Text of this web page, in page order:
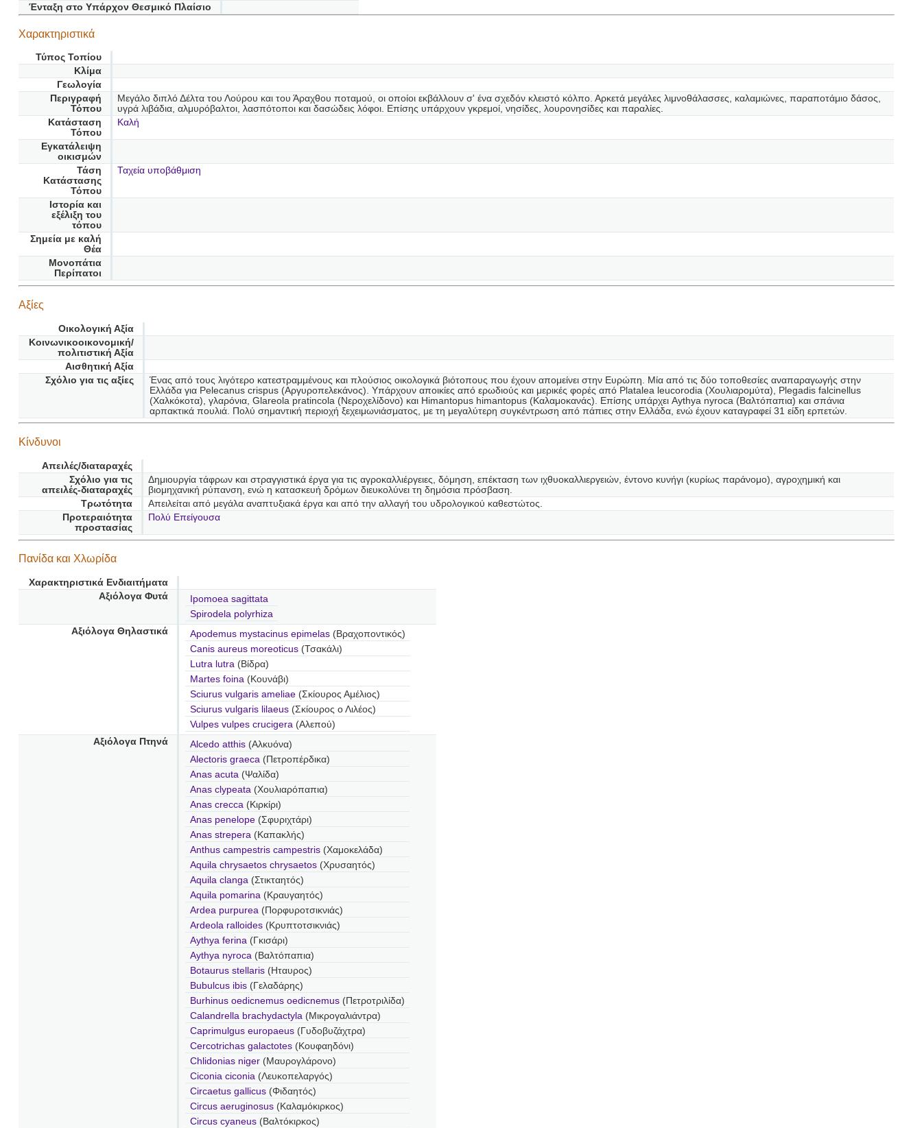
Ένταξη στο Υπάρχον Θεσμικό Πλαίσιο
Χαρακτηριστικά
Τύπος Τοπίου
Κλίμα
Γεωλογία
Περιγραφή
Τόπου
Μεγάλο διπλό Δέλτα του Λούρου και του Άραχθου ποταμού, οι οποίοι εκβάλλουν σ' ένα σχεδόν κλειστό κόλπο. Αρκετά μεγάλες λιμνοθάλασσες, καλαμιώνες, παραποτάμιο δάσος,
υγρά λιβάδια, αλμυρόβαλτοι, λασπότοποι και δασώδεις λόφοι. Επίσης υπάρχουν γκρεμοί, νησίδες, λουρονησίδες και παραλίες.
Κατάσταση
Τόπου
Καλή
Εγκατάλειψη
οικισμών
Τάση
Κατάστασης
Τόπου
Ταχεία υποβάθμιση
Ιστορία και
εξέλιξη του
τόπου
Σημεία με καλή
Θέα
Μονοπάτια
Περίπατοι
Αξίες
Οικολογική Αξία
Κοινωνικοοικονομική/
πολιτιστική Αξία
Αισθητική Αξία
Σχόλιο για τις αξίες
Ένας από τους λιγότερο κατεστραμμένους και πλούσιος οικολογικά βιότοπους που έχουν απομείνει στην Ευρώπη. Μία από τις δύο τοποθεσίες αναπαραγωγής στην
Ελλάδα για Pelecanus crispus (Αργυροπελεκάνος). Υπάρχουν αποικίες από ερωδιoύς και μερικές φορές από Platalea leucorodia (Χουλιαρομύτα), Plegadis falcinellus
(Χαλκόκοτα), γλαρόνια, Glareola pratincola (Νεροχελίδονο) και Himantopus himantopus (Καλαμοκανάς). Επίσης υπάρχει Aythya nyroca (Βαλτόπαπια) και σπάνια
αρπακτικά πουλιά. Πολύ σημαντική περιοχή ξεχειμωνιάσματος, με τη μεγαλύτερη συγκέντρωση από πάπιες στην Ελλάδα, ενώ έχουν καταγραφεί 31 είδη ερπετών.
Κίνδυνοι
Απειλές/διαταραχές
Σχόλιο για τις
απειλές-διαταραχές
Δημιουργία τάφρων και στραγγιστικά έργα για τις αγροκαλλιέργειες, δόμηση, επέκταση των ιχθυοκαλλιεργειών, έντονο κυνήγι (κυρίως παράνομο), αγροχημική και
βιομηχανική ρύπανση, ενώ η κατασκευή δρόμων διευκολύνει τη δημόσια πρόσβαση.
Τρωτότητα
Απειλείται από μεγάλα αναπτυξιακά έργα και από την αλλαγή του υδρολογικού καθεστώτος.
Προτεραιότητα
προστασίας
Πολύ Επείγουσα
Πανίδα και Χλωρίδα
Χαρακτηριστικά Ενδιαιτήματα
Αξιόλογα Φυτά
Ipomoea sagittata
Spirodela polyrhiza
Αξιόλογα Θηλαστικά
Apodemus mystacinus epimelas(Βραχοποντικός)
Canis aureus moreoticus(Τσακάλι)
Lutra lutra (Βίδρα)
Martes foina (Κουνάβι)
Sciurus vulgaris ameliae(Σκίουρος Αμέλιος)
Sciurus vulgaris lilaeus(Σκίουρος ο Λιλέος)
Vulpes vulpes crucigera(Αλεπού)
Αξιόλογα Πτηνά
Alcedo atthis (Αλκυόνα)
Alectoris graeca (Πετροπέρδικα)
Anas acuta (Ψαλίδα)
Anas clypeata (Χουλιαρόπαπια)
Anas crecca (Κιρκίρι)
Anas penelope (Σφυριχτάρι)
Anas strepera (Καπακλής)
Anthus campestris campestris(Χαμοκελάδα)
Aquila chrysaetos chrysaetos(Χρυσαητός)
Aquila clanga (Στικταητός)
Aquila pomarina (Κραυγαητός)
Ardea purpurea (Πορφυροτσικνιάς)
Ardeola ralloides (Κρυπτοτσικνιάς)
Aythya ferina (Γκισάρι)
Aythya nyroca (Βαλτόπαπια)
Botaurus stellaris (Ηταυρος)
Bubulcus ibis (Γελαδάρης)
Burhinus oedicnemus oedicnemus(Πετροτριλίδα)
Calandrella brachydactyla (Μικρογαλιάντρα)
Caprimulgus europaeus (Γυδοβυζάχτρα)
Cercotrichas galactotes (Κουφαηδόνι)
Chlidonias niger (Μαυρογλάρονο)
Ciconia ciconia (Λευκοπελαργός)
Circaetus gallicus (Φιδαητός)
Circus aeruginosus (Καλαμόκιρκος)
Circus cyaneus (Βαλτόκιρκος)